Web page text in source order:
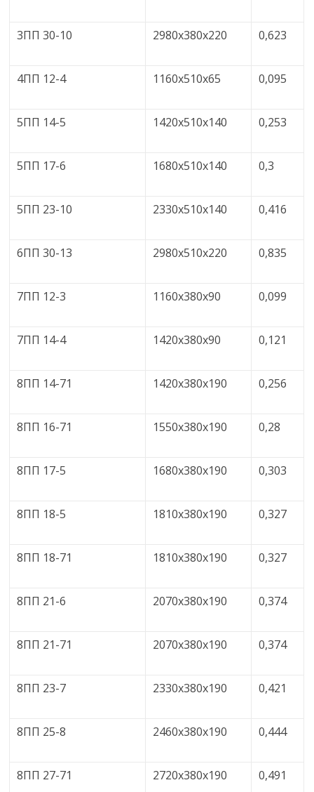
3ПП 30-10 2980х380х220 0,623
4ПП 12-4 1160х510х65 0,095
5ПП 14-5 1420х510х140 0,253
5ПП 17-6 1680х510х140 0,3
5ПП 23-10 2330х510х140 0,416
6ПП 30-13 2980х510х220 0,835
7ПП 12-3 1160х380х90 0,099
7ПП 14-4 1420х380х90 0,121
8ПП 14-71 1420х380х190 0,256
8ПП 16-71 1550х380х190 0,28
8ПП 17-5 1680х380х190 0,303
8ПП 18-5 1810х380х190 0,327
8ПП 18-71 1810х380х190 0,327
8ПП 21-6 2070х380х190 0,374
8ПП 21-71 2070х380х190 0,374
8ПП 23-7 2330х380х190 0,421
8ПП 25-8 2460х380х190 0,444
8ПП 27-71 2720х380х190 0,491